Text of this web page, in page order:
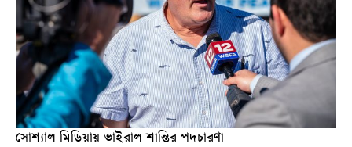
সোশ্যাল মিডিয়ায় ভাইরাল শান্তির পদচারণা